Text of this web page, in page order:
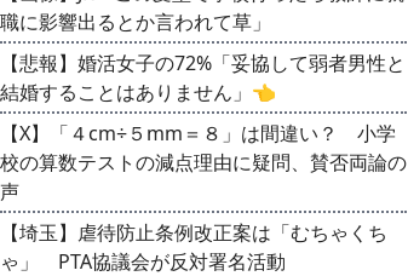
職に影響出るとか言われて草」
【悲報】婚活女子の72%「妥協して弱者男性と
結婚することはありません」👈
【X】「４cm÷５mm＝８」は間違い？ 小学
校の算数テストの減点理由に疑問、賛否両論の
声
【埼玉】虐待防止条例改正案は「むちゃくち
ゃ」 PTA協議会が反対署名活動